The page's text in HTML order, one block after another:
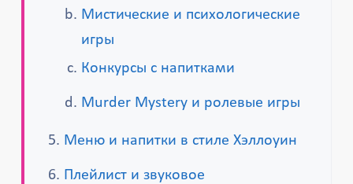
Мистические и психологические
игры
Конкурсы с напитками
Murder Mystery и ролевые игры
Меню и напитки в стиле Хэллоуин
Плейлист и звуковое